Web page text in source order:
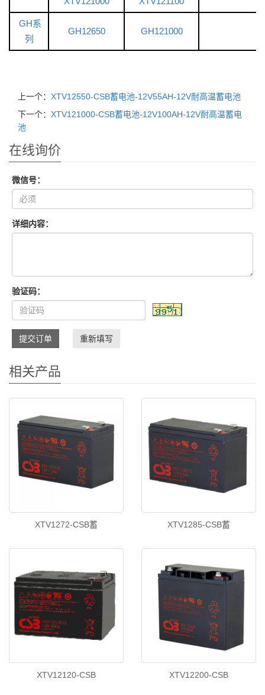
GH系
列
GH12650 GH121000
上一个： XTV12550-CSB蓄电池-12V55AH-12V耐高温蓄电池
下一个： XTV121000-CSB蓄电池-12V100AH-12V耐高温蓄电
池
在线询价
微信号：
详细内容：
验证码：
提交订单 重新填写
相关产品
XTV1272-CSB蓄 XTV1285-CSB蓄
XTV12120-CSB XTV12200-CSB